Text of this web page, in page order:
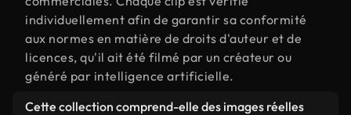
individuellement afin de garantir sa conformité
aux normes en matière de droits d'auteur et de
licences, qu'il ait été filmé par un créateur ou
généré par intelligence artificielle.
Cette collection comprend-elle des images réelles